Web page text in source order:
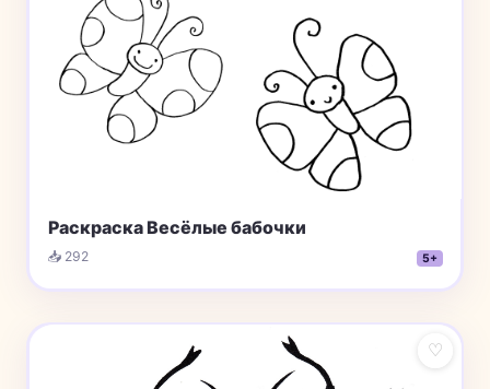
Раскраска Весёлые бабочки
📥 292 5+
♡